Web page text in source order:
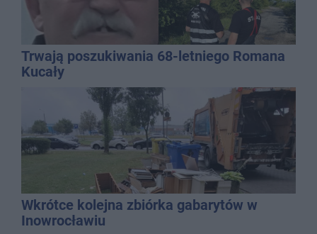
Trwają poszukiwania 68-letniego Romana
Kucały
Wkrótce kolejna zbiórka gabarytów w
Inowrocławiu